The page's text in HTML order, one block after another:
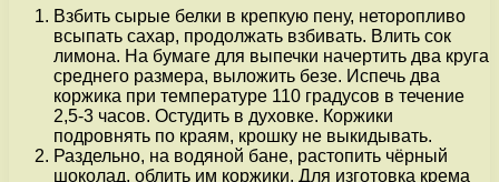
Взбить сырые белки в крепкую пену, неторопливо
всыпать сахар, продолжать взбивать. Влить сок
лимона. На бумаге для выпечки начертить два круга
среднего размера, выложить безе. Испечь два
коржика при температуре 110 градусов в течение
2,5-3 часов. Остудить в духовке. Коржики
подровнять по краям, крошку не выкидывать.
Раздельно, на водяной бане, растопить чёрный
шоколад, облить им коржики. Для изготовка крема